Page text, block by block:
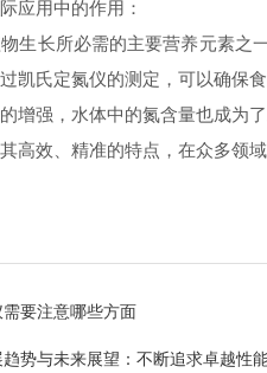
用中的作用：
长所必需的主要营养元素之一
凯氏定氮仪的测定，可以确保
强，水体中的氮含量也成为了
效、精准的特点，在众多领域
要注意哪些方面
势与未来展望：不断追求卓越性